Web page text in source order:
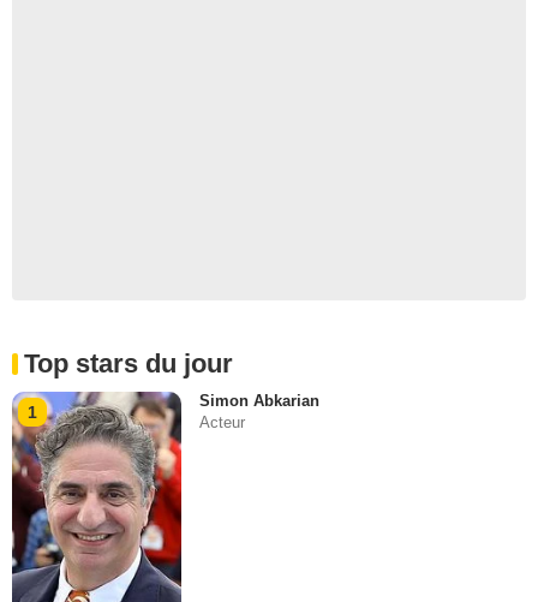
Top stars du jour
1
Simon Abkarian
Acteur